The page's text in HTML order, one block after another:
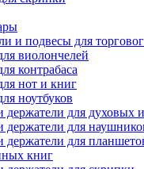
и подвесы для
виолончелей
контрабаса
нот и книг
ноутбуков
держатели для духовых
держатели для
держатели для
книг